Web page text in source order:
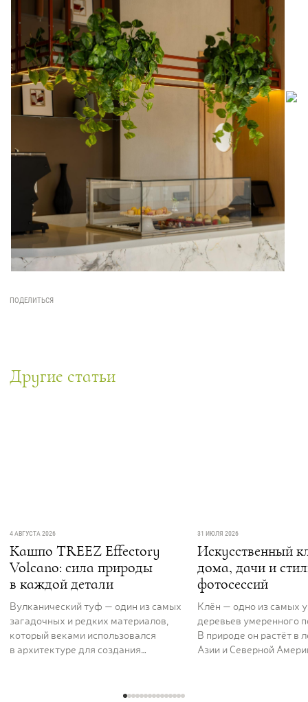
Другие статьи
4 АВГУСТА 2026
Кашпо TREEZ Effectory
Volcano: сила природы
в каждой детали
Вулканический туф — один из самых
загадочных и редких материалов,
который веками использовался
в архитектуре для создания
фактурная поверхность как будто
31 ИЮЛЯ 2026
Искусственный
дома, дачи и
фотосессий
Клён — одно из самых
деревьев умеренного
В природе он растёт в
Азии и Северной